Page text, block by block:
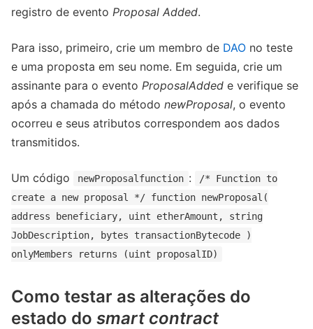
registro de evento Proposal Added.
Para isso, primeiro, crie um membro de DAO no teste
e uma proposta em seu nome. Em seguida, crie um
assinante para o evento ProposalAdded e verifique se
após a chamada do método newProposal, o evento
ocorreu e seus atributos correspondem aos dados
transmitidos.
Um código newProposalfunction :
/* Function to
create a new proposal */ function newProposal(
address beneficiary, uint etherAmount, string
JobDescription, bytes transactionBytecode )
onlyMembers returns (uint proposalID)
Como testar as alterações do
estado do smart contract